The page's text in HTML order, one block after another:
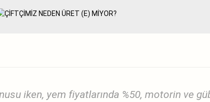
iken, yem fiyatlarında %50, motorin ve